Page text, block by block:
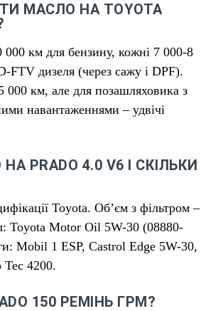
МАСЛО НА TOYOTA
км для бензину, кожні 7 000-8
FTV дизеля (через сажу і DPF).
км, але для позашляховика з
навантаженнями – удвічі
PRADO 4.0 V6 І СКІЛЬКИ
Toyota. Об’єм з фільтром –
Toyota Motor Oil 5W-30 (08880-
Mobil 1 ESP, Castrol Edge 5W-30,
4200.
150 РЕМІНЬ ГРМ?